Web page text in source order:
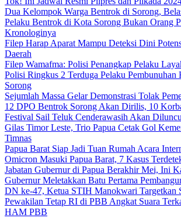
Dua Kelompok Warga Bentrok di Sorong,
Pelaku Bentrok di Kota Sorong Bukan Orang
Kronologinya
Filep Harap Aparat Mampu Deteksi Dini
Daerah
Filep Wamafma: Polisi Penangkap Pelaku
Polisi Ringkus 2 Terduga Pelaku Pembunuhan
Sorong
Sejumlah Massa Gelar Demonstrasi Tolak
12 DPO Bentrok Sorong Akan Dirilis, 10
Festival Sail Teluk Cenderawasih Akan
Gilas Timor Leste, Trio Papua Cetak Gol
Timnas
Papua Barat Siap Jadi Tuan Rumah Acara
Omicron Masuki Papua Barat, 7 Kasus
Jabatan Gubernur di Papua Berakhir Mei, Ini
Gubernur Meletakkan Batu Pertama
DN ke-47, Ketua STIH Manokwari Targetkan
Pewakilan Tetap RI di PBB Angkat Suara
HAM PBB